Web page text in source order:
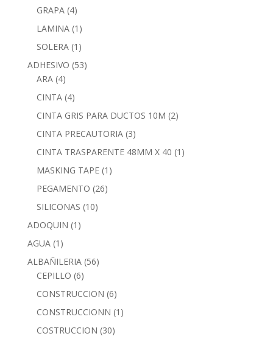
GRAPA (4)
LAMINA (1)
SOLERA (1)
ADHESIVO (53)
ARA (4)
CINTA (4)
CINTA GRIS PARA DUCTOS 10M (2)
CINTA PRECAUTORIA (3)
CINTA TRASPARENTE 48MM X 40 (1)
MASKING TAPE (1)
PEGAMENTO (26)
SILICONAS (10)
ADOQUIN (1)
AGUA (1)
ALBAÑILERIA (56)
CEPILLO (6)
CONSTRUCCION (6)
CONSTRUCCIONN (1)
COSTRUCCION (30)